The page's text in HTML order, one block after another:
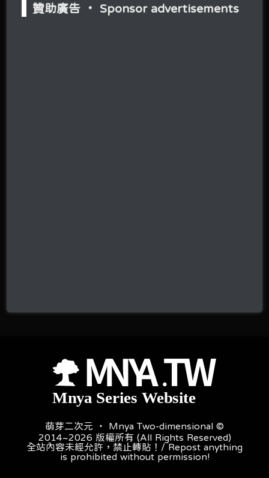
贊助廣告 ‧ Sponsor advertisements
萌芽二次元 ‧ Mnya Two-dimensional ©
2014~2026 版權所有 (All Rights Reserved)
全站內容未經允許，禁止轉貼！/ Repost anything
is prohibited without permission!